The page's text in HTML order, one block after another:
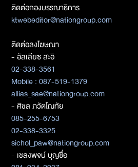
ติดต่อกองบรรณาธิการ
ktwebeditor@nationgroup.com
ติดต่อลงโฆษณา
- อัลเลียซ สะอิ
02-338-3561
Mobile : 087-519-1379
allias_sae@nationgroup.com
- ศิชล ภวัตโณทัย
085-255-6753
02-338-3325
sichol_paw@nationgroup.com
- เชลงพจน์ บุญซื่อ